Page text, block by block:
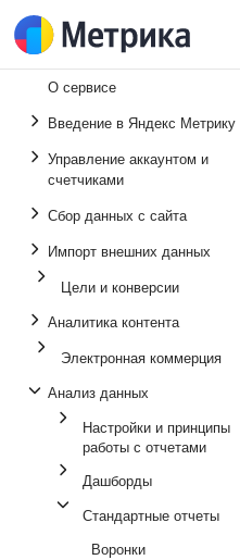
О сервисе
Введение в Яндекс Метрику
Управление аккаунтом и
счетчиками
Сбор данных с сайта
Импорт внешних данных
Цели и конверсии
Аналитика контента
Электронная коммерция
Анализ данных
Настройки и принципы
работы с отчетами
Дашборды
Стандартные отчеты
Воронки